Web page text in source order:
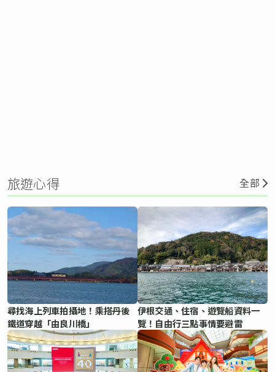
旅遊心得 全部
尋找海上列車拍攝地！乘搭丹後
鐵道穿越「由良川橋」
伊根交通、住宿、遊覽船資料一
覽！自由行三點事情要避雷